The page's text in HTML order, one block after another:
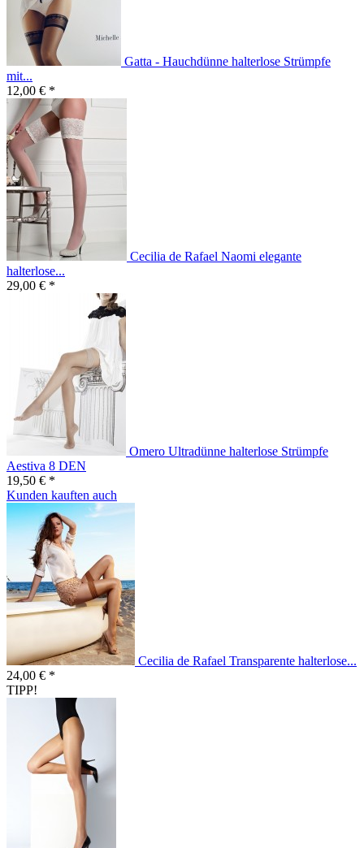
Gatta - Hauchdünne halterlose Strümpfe
mit...
12,00 € *
Cecilia de Rafael Naomi elegante
halterlose...
29,00 € *
Omero Ultradünne halterlose Strümpfe
Aestiva 8 DEN
19,50 € *
Kunden kauften auch
Cecilia de Rafael Transparente halterlose...
24,00 € *
TIPP!